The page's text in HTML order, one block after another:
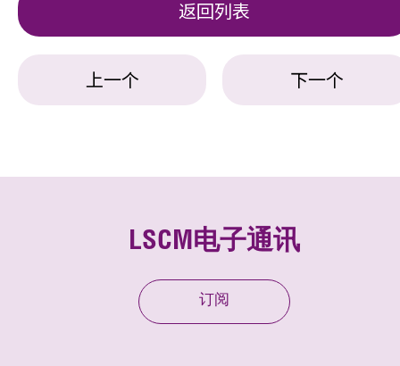
返回列表
上一个 下一个
LSCM电子通讯
订阅